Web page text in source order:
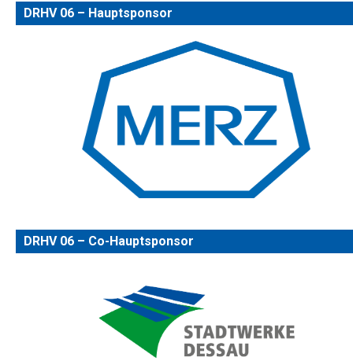
DRHV 06 – Hauptsponsor
DRHV 06 – Co-Hauptsponsor